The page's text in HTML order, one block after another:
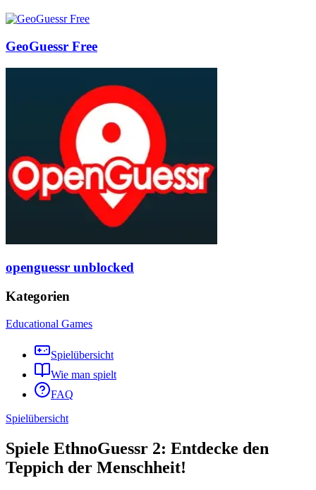
GeoGuessr Free
openguessr unblocked
Kategorien
Educational Games
Spielübersicht
Wie man spielt
FAQ
Spielübersicht
Spiele EthnoGuessr 2: Entdecke den
Teppich der Menschheit!